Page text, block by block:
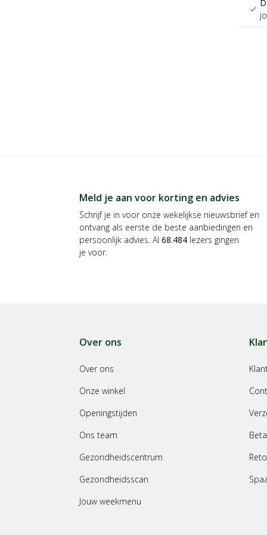
check
Meld je aan voor korting en advies
Schrijf je in voor onze wekelijkse nieuwsbrief en
ontvang als eerste de beste aanbiedingen en
persoonlijk advies. Al 68.484 lezers gingen
je voor.
Over ons
Over ons
Onze winkel
Openingstijden
Ons team
Gezondheidscentrum
Gezondheidsscan
Jouw weekmenu